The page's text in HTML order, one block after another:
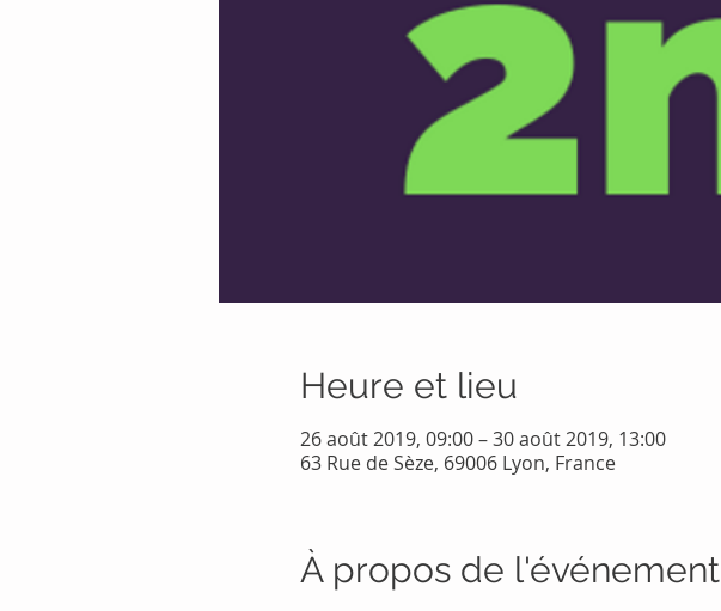
Heure et lieu
26 août 2019, 09:00 – 30 août 2019, 13:00
63 Rue de Sèze, 69006 Lyon, France
À propos de l'événement